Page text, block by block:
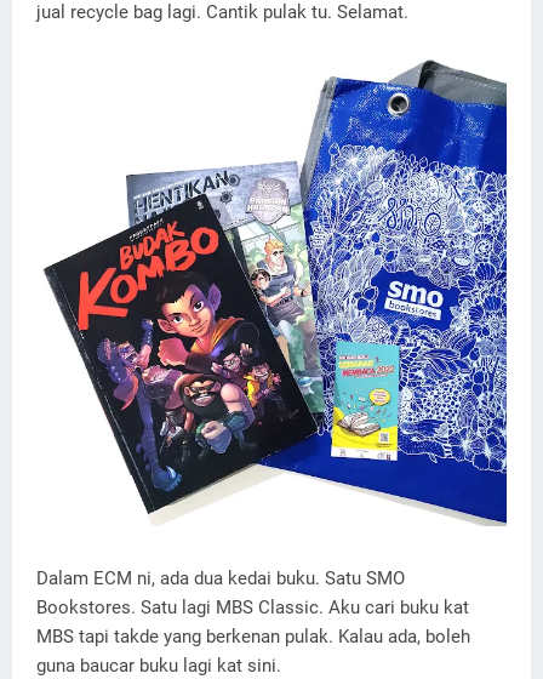
jual recycle bag lagi. Cantik pulak tu. Selamat.
Dalam ECM ni, ada dua kedai buku. Satu SMO
Bookstores. Satu lagi MBS Classic. Aku cari buku kat
MBS tapi takde yang berkenan pulak. Kalau ada, boleh
guna baucar buku lagi kat sini.